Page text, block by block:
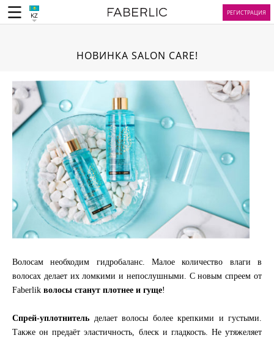
KZ РЕГИСТРАЦИЯ
НОВИНКА SALON CARE!
Волосам необходим гидробаланс. Малое количество влаги в
волосах делает их ломкими и непослушными. С новым спреем от
Faberlik волосы станут плотнее и гуще!
Спрей-уплотнитель делает волосы более крепкими и густыми.
Также он предаёт эластичность, блеск и гладкость. Не утяжеляет